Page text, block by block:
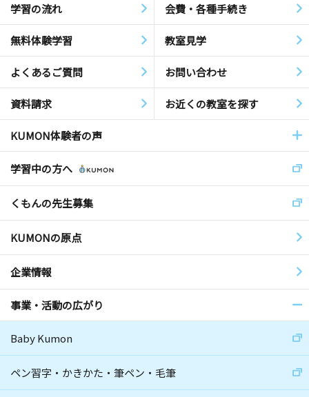
学習の流れ 会費・各種手続き
無料体験学習 教室見学
よくあるご質問 お問い合わせ
資料請求 お近くの教室を探す
KUMON体験者の声
学習中の方へ
くもんの先生募集
KUMONの原点
企業情報
事業・活動の広がり
Baby Kumon
ペン習字・かきかた・筆ペン・毛筆